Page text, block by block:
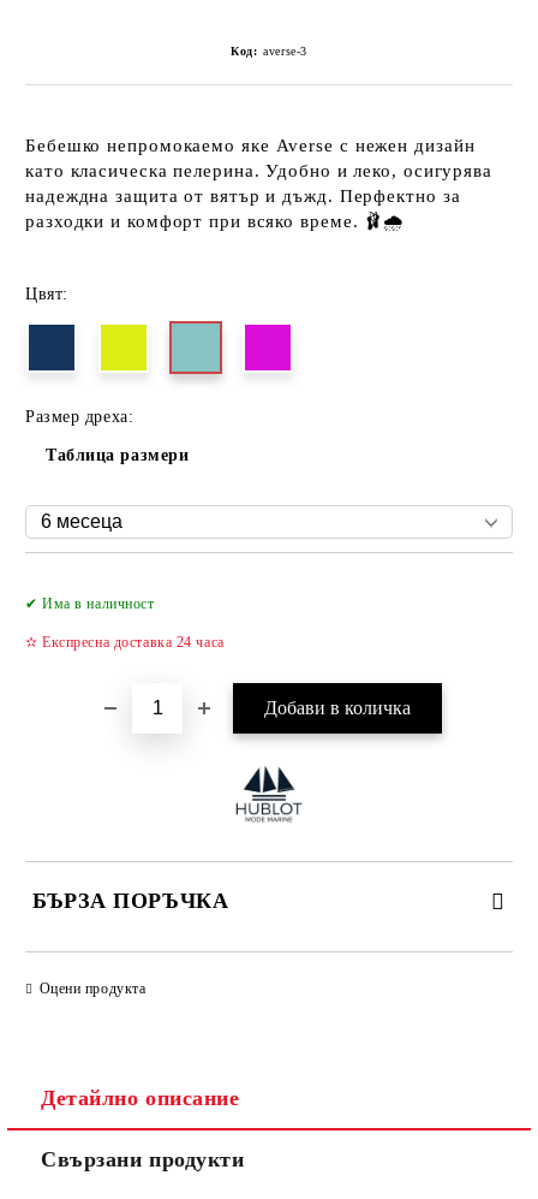
Код: averse-3
Бебешконепромокаемо яке Averse с нежен дизайн
като класическа пелерина. Удобно и леко, осигурява
надеждна защита от вятър и дъжд. Перфектно за
разходки и комфорт при всяко време. 🩰🌧️
Цвят:
Размер дреха:
Таблица размери
✔ Има в наличност
✫ Експресна доставка 24 часа
БЪРЗА ПОРЪЧКА
Оцени продукта
Детайлно описание
Свързани продукти